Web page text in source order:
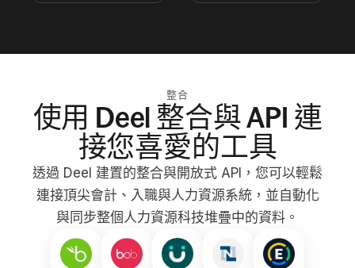
整合
使用 Deel 整合與 API 連
接您喜愛的工具
透過 Deel 建置的整合與開放式 API，您可以輕鬆
連接頂尖會計、入職與人力資源系統，並自動化
與同步整個人力資源科技堆疊中的資料。